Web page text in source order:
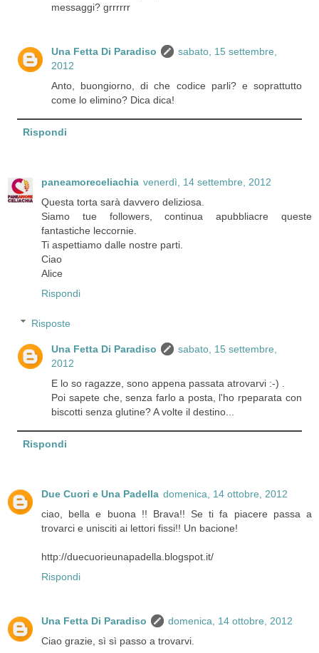
messaggi? grrrrrr
Una Fetta Di Paradiso
sabato, 15 settembre,
2012
Anto, buongiorno, di che codice parli? e soprattutto
come lo elimino? Dica dica!
Rispondi
paneamoreceliachia venerdì, 14 settembre, 2012
Questa torta sarà davvero deliziosa.
Siamo tue followers, continua apubbliacre queste
fantastiche leccornie.
Ti aspettiamo dalle nostre parti.
Ciao
Alice
Rispondi
Risposte
Una Fetta Di Paradiso
sabato, 15 settembre,
2012
E lo so ragazze, sono appena passata atrovarvi :-) .
Poi sapete che, senza farlo a posta, l'ho rpeparata con
biscotti senza glutine? A volte il destino...
Rispondi
Due Cuori e Una Padella domenica, 14 ottobre, 2012
ciao, bella e buona !! Brava!! Se ti fa piacere passa a
trovarci e unisciti ai lettori fissi!! Un bacione!
http://duecuorieunapadella.blogspot.it/
Rispondi
Una Fetta Di Paradiso
domenica, 14 ottobre, 2012
Ciao grazie, sì sì passo a trovarvi.